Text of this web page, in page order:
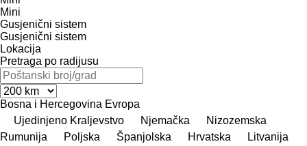
Mini
Gusjenični sistem
Gusjenični sistem
Lokacija
Pretraga po radijusu
Bosna i Hercegovina Evropa
Ujedinjeno Kraljevstvo
Njemačka
Nizozemska
Rumunija
Poljska Španjolska Hrvatska
Litvanija